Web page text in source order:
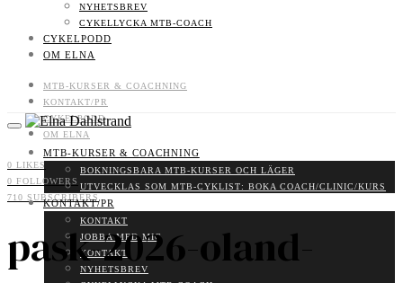
NYHETSBREV
CYKELLYCKA MTB-COACH
CYKELPODD
OM ELNA
MTB-KURSER & COACHNING
KONTAKT/PR
CYKELPODD
OM ELNA
0 LIKES
0 FOLLOWERS
710 SUBSCRIBERS
MTB-KURSER & COACHNING
BOKNINGSBARA MTB-KURSER OCH LÄGER
UTVECKLAS SOM MTB-CYKLIST: BOKA COACH/CLINIC/KURS
KONTAKT/PR
KONTAKT
JOBBA MED MIG
KONTAKT
NYHETSBREV
pask-2026-oland-